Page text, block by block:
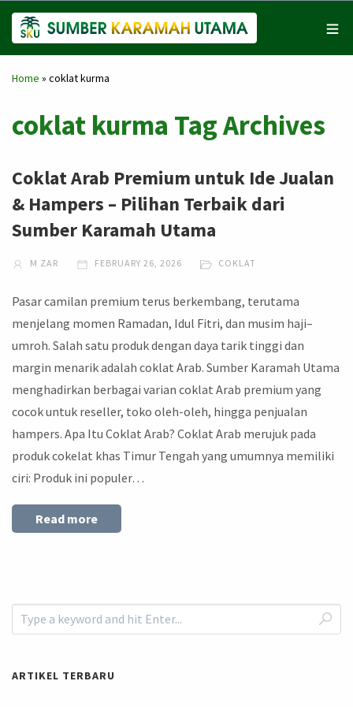
Home » coklat kurma
coklat kurma Tag Archives
Coklat Arab Premium untuk Ide Jualan
& Hampers – Pilihan Terbaik dari
Sumber Karamah Utama
M ZAR FEBRUARY 26, 2026 COKLAT
Pasar camilan premium terus berkembang, terutama
menjelang momen Ramadan, Idul Fitri, dan musim haji–
umroh. Salah satu produk dengan daya tarik tinggi dan
margin menarik adalah coklat Arab. Sumber Karamah Utama
menghadirkan berbagai varian coklat Arab premium yang
cocok untuk reseller, toko oleh-oleh, hingga penjualan
hampers. Apa Itu Coklat Arab? Coklat Arab merujuk pada
produk cokelat khas Timur Tengah yang umumnya memiliki
ciri: Produk ini populer…
Read more
ARTIKEL TERBARU